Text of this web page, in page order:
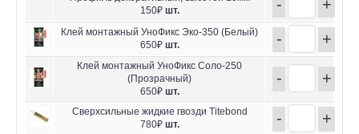
150₽ шт. - +
Клей монтажный УноФикс Эко-350 (Белый)
650₽ шт. - +
Клей монтажный УноФикс Соло-250
(Прозрачный)
650₽ шт.
- +
Сверхсильные жидкие гвозди Titebond
780₽ шт. - +